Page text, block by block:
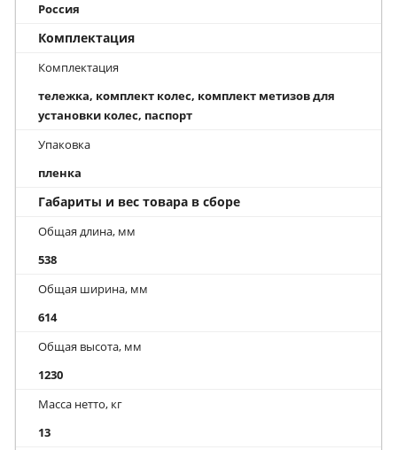
Россия
Комплектация
Комплектация
тележка, комплект колес, комплект метизов для
установки колес, паспорт
Упаковка
пленка
Габариты и вес товара в сборе
Общая длина, мм
538
Общая ширина, мм
614
Общая высота, мм
1230
Масса нетто, кг
13